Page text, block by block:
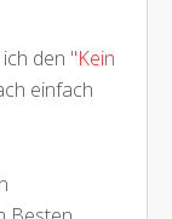
den "Kein
einfach